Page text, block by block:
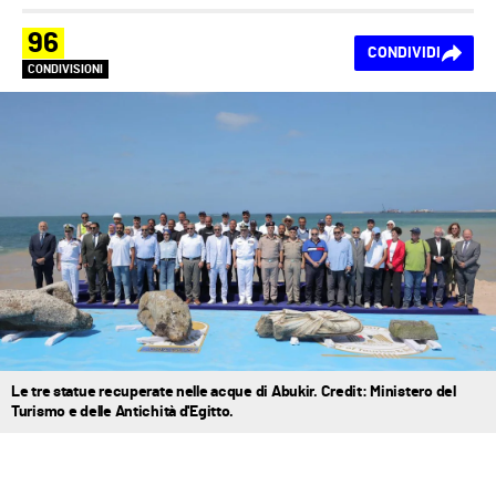
96
CONDIVISIONI
CONDIVIDI
Le tre statue recuperate nelle acque di Abukir. Credit: Ministero del
Turismo e delle Antichità d'Egitto.